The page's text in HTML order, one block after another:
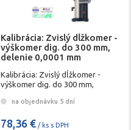
Kalibrácia: Zvislý dĺžkomer -
výškomer dig. do 300 mm,
delenie 0,0001 mm
Kalibrácia: Zvislý dĺžkomer -
výškomer dig. do 300 mm,
na objednávku 5 dní
78,36 € / ks s DPH